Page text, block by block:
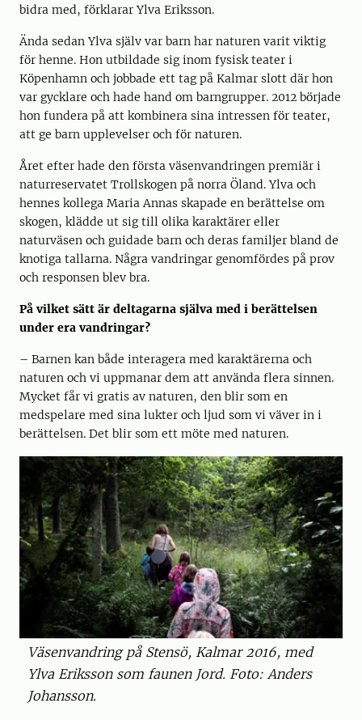
bidra med, förklarar Ylva Eriksson.
Ända sedan Ylva själv var barn har naturen varit viktig
för henne. Hon utbildade sig inom fysisk teater i
Köpenhamn och jobbade ett tag på Kalmar slott där hon
var gycklare och hade hand om barngrupper. 2012 började
hon fundera på att kombinera sina intressen för teater,
att ge barn upplevelser och för naturen.
Året efter hade den första väsenvandringen premiär i
naturreservatet Trollskogen på norra Öland. Ylva och
hennes kollega Maria Annas skapade en berättelse om
skogen, klädde ut sig till olika karaktärer eller
naturväsen och guidade barn och deras familjer bland de
knotiga tallarna. Några vandringar genomfördes på prov
och responsen blev bra.
På vilket sätt är deltagarna själva med i berättelsen
under era vandringar?
– Barnen kan både interagera med karaktärerna och
naturen och vi uppmanar dem att använda flera sinnen.
Mycket får vi gratis av naturen, den blir som en
medspelare med sina lukter och ljud som vi väver in i
berättelsen. Det blir som ett möte med naturen.
Väsenvandring på Stensö, Kalmar 2016, med
Ylva Eriksson som faunen Jord. Foto: Anders
Johansson.